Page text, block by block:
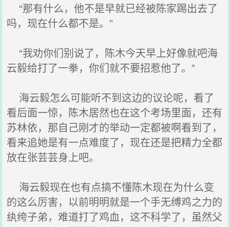
“那有什么，他不是早就已经被陈家踢出去了
吗，现在什么都不是。”
“我劝你们别说了，陈木今天早上好像就吧海
云毅给打了一拳，你们就不要招惹他了。”
海云毅怎么可能听不到这边的议论呢，看了
看后面一惊，陈木居然也在这个考场里面，还有
苏林依，那自己刚才的举动一定都被啊看到了，
看来追她是有一点难度了，现在还是把精力全都
放在张芸芸身上吧。
海云毅现在也有点搞不懂陈木现在为什么变
的这么厉害，以前明明就是一个手无缚鸡之力的
纨绔子弟，难道打了鸡血，这不科学了，虽然父